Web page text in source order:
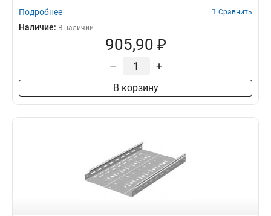
Подробнее Сравнить
Наличие: В наличии
905,90 ₽
– +
В корзину